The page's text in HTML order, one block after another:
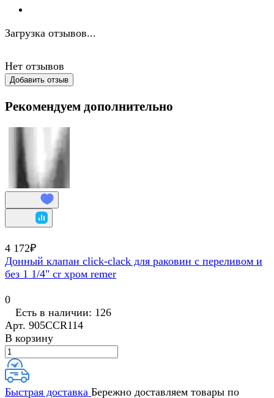
Загрузка отзывов...
Нет отзывов
Добавить отзыв
Рекомендуем дополнительно
4 172₽
Донный клапан click-clack для раковин с переливом и
без 1 1/4" cr хром remer
0
Есть в наличии: 126
Арт. 905CCR114
В корзину
Быстрая доставка Бережно доставляем товары по